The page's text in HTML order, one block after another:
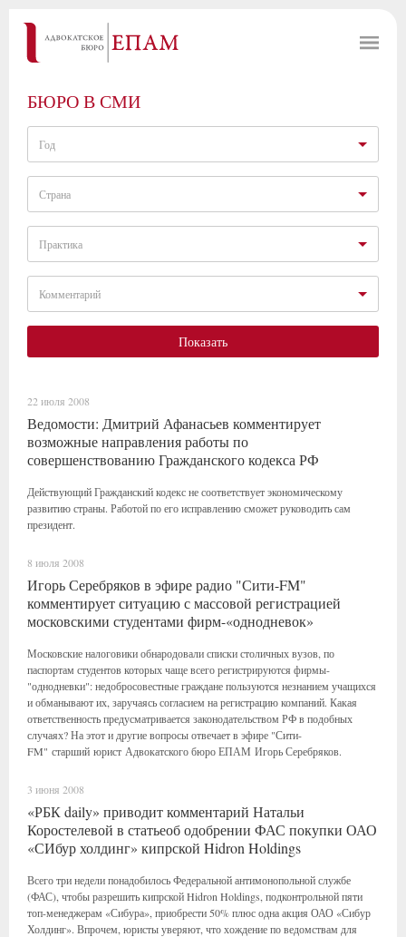
БЮРО В СМИ
Год
Страна
Практика
Комментарий
Показать
22 июля 2008
Ведомости: Дмитрий Афанасьев комментирует
возможные направления работы по
совершенствованию Гражданского кодекса РФ
Действующий Гражданский кодекс не соответствует экономическому
развитию страны. Работой по его исправлению сможет руководить сам
президент.
8 июля 2008
Игорь Серебряков в эфире радио "Сити-FM"
комментирует ситуацию с массовой регистрацией
московскими студентами фирм-«однодневок»
Московские налоговики обнародовали списки столичных вузов, по
паспортам студентов которых чаще всего регистрируются фирмы-
"однодневки": недобросовестные граждане пользуются незнанием учащихся
и обманывают их, заручаясь согласием на регистрацию компаний. Какая
ответственность предусматривается законодательством РФ в подобных
случаях? На этот и другие вопросы отвечает в эфире "Сити-
FM" старший юрист Адвокатского бюро ЕПАМ Игорь Серебряков.
3 июня 2008
«РБК daily» приводит комментарий Натальи
Коростелевой в статьеоб одобрении ФАС покупки ОАО
«СИбур холдинг» кипрской Hidron Holdings
Всего три недели понадобилось Федеральной антимонопольной службе
(ФАС), чтобы разрешить кипрской Hidron Holdings, подконтрольной пяти
топ-менеджерам «Сибура», приобрести 50% плюс одна акция ОАО «Сибур
Холдинг». Впрочем, юристы уверяют, что хождение по ведомствам для